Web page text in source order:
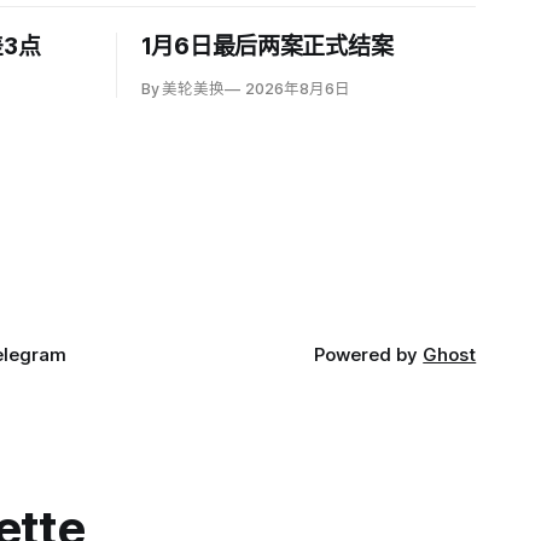
点 1月6日最后两案正式结案
By 美轮美换 2026年8月6日
Powered by Ghost